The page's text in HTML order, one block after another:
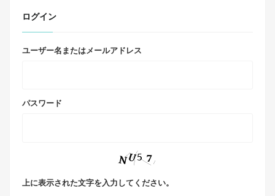
ログイン
ユーザー名またはメールアドレス
パスワード
上に表示された文字を入力してください。